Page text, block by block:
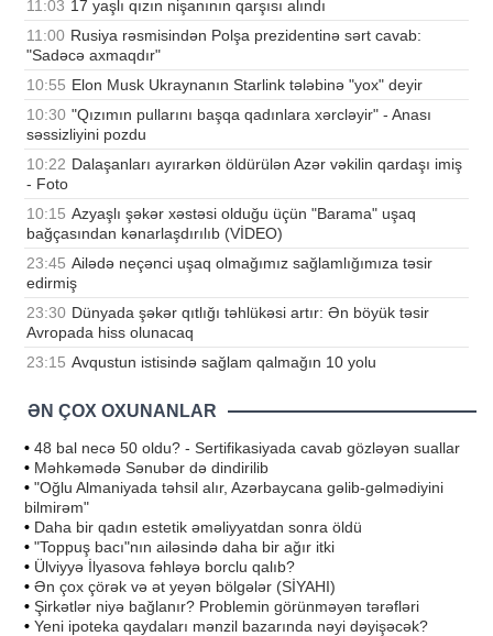
11:03 17 yaşlı qızın nişanının qarşısı alındı
11:00 Rusiya rəsmisindən Polşa prezidentinə sərt cavab:
"Sadəcə axmaqdır"
10:55 Elon Musk Ukraynanın Starlink tələbinə "yox" deyir
10:30 "Qızımın pullarını başqa qadınlara xərcləyir" - Anası
səssizliyini pozdu
10:22 Dalaşanları ayırarkən öldürülən Azər vəkilin qardaşı imiş
- Foto
10:15 Azyaşlı şəkər xəstəsi olduğu üçün "Barama" uşaq
bağçasından kənarlaşdırılıb (VİDEO)
23:45 Ailədə neçənci uşaq olmağımız sağlamlığımıza təsir
edirmiş
23:30 Dünyada şəkər qıtlığı təhlükəsi artır: Ən böyük təsir
Avropada hiss olunacaq
23:15 Avqustun istisində sağlam qalmağın 10 yolu
ƏN ÇOX OXUNANLAR
• 48 bal necə 50 oldu? - Sertifikasiyada cavab gözləyən suallar
• Məhkəmədə Sənubər də dindirilib
• "Oğlu Almaniyada təhsil alır, Azərbaycana gəlib-gəlmədiyini
bilmirəm"
• Daha bir qadın estetik əməliyyatdan sonra öldü
• "Toppuş bacı"nın ailəsində daha bir ağır itki
• Ülviyyə İlyasova fəhləyə borclu qalıb?
• Ən çox çörək və ət yeyən bölgələr (SİYAHI)
• Şirkətlər niyə bağlanır? Problemin görünməyən tərəfləri
• Yeni ipoteka qaydaları mənzil bazarında nəyi dəyişəcək?